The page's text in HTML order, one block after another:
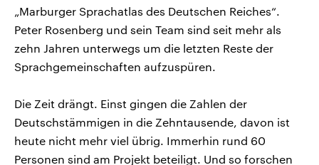
„Marburger Sprachatlas des Deutschen Reiches“.
Peter Rosenberg und sein Team sind seit mehr als
zehn Jahren unterwegs um die letzten Reste der
Sprachgemeinschaften aufzuspüren.
Die Zeit drängt. Einst gingen die Zahlen der
Deutschstämmigen in die Zehntausende, davon ist
heute nicht mehr viel übrig. Immerhin rund 60
Personen sind am Projekt beteiligt. Und so forschen